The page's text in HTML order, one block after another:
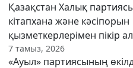
Қазақстан Халық
кітапхана және кәсіпорын
қызметкерлерімен пікір
7 тамыз, 2026
«Ауыл» партиясының